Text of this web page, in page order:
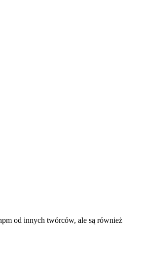
od innych twórców, ale są również